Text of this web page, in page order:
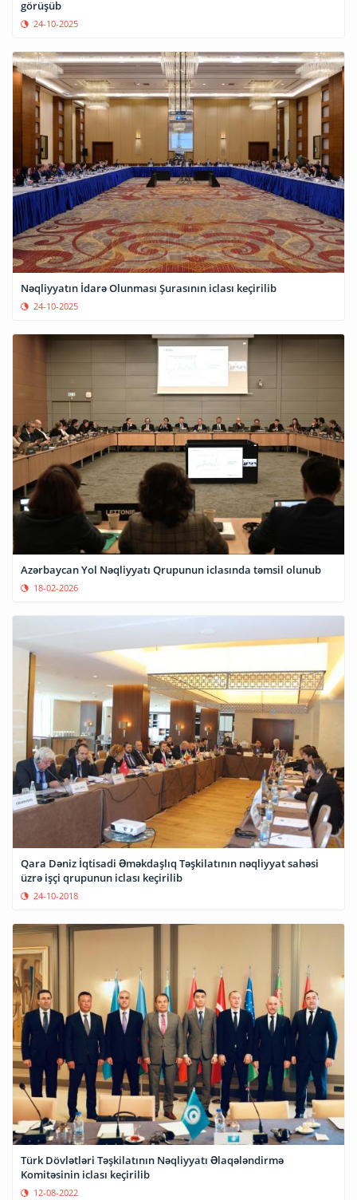
görüşüb
24-10-2025
Nəqliyyatın İdarə Olunması Şurasının iclası keçirilib
24-10-2025
Azərbaycan Yol Nəqliyyatı Qrupunun iclasında təmsil olunub
18-02-2026
Qara Dəniz İqtisadi Əməkdaşlıq Təşkilatının nəqliyyat sahəsi
üzrə işçi qrupunun iclası keçirilib
24-10-2018
Türk Dövlətləri Təşkilatının Nəqliyyatı Əlaqələndirmə
Komitəsinin iclası keçirilib
12-08-2022